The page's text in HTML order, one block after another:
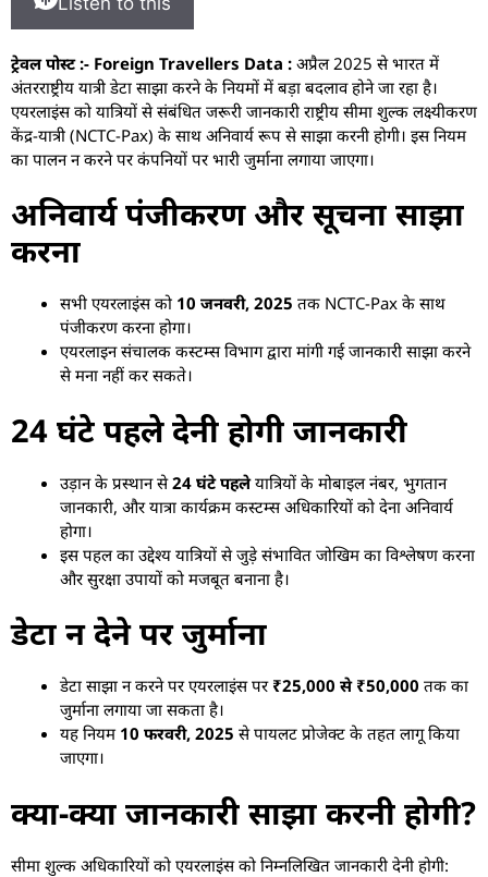
ट्रेवल पोस्ट :- Foreign Travellers Data : अप्रैल 2025 से भारत में
अंतरराष्ट्रीय यात्री डेटा साझा करने के नियमों में बड़ा बदलाव होने जा रहा है।
एयरलाइंस को यात्रियों से संबंधित जरूरी जानकारी राष्ट्रीय सीमा शुल्क लक्ष्यीकरण
केंद्र-यात्री (NCTC-Pax) के साथ अनिवार्य रूप से साझा करनी होगी। इस नियम
का पालन न करने पर कंपनियों पर भारी जुर्माना लगाया जाएगा।
अनिवार्य पंजीकरण और सूचना साझा
करना
सभी एयरलाइंस को 10 जनवरी, 2025 तक NCTC-Pax के साथ
पंजीकरण करना होगा।
एयरलाइन संचालक कस्टम्स विभाग द्वारा मांगी गई जानकारी साझा करने
से मना नहीं कर सकते।
24 घंटे पहले देनी होगी जानकारी
उड़ान के प्रस्थान से24 घंटे पहलेयात्रियों के मोबाइल नंबर, भुगतान
जानकारी, और यात्रा कार्यक्रम कस्टम्स अधिकारियों को देना अनिवार्य
होगा।
इस पहल का उद्देश्य यात्रियों से जुड़े संभावित जोखिम का विश्लेषण करना
और सुरक्षा उपायों को मजबूत बनाना है।
डेटा न देने पर जुर्माना
डेटा साझा न करने पर एयरलाइंस पर ₹25,000 से ₹50,000 तक का
जुर्माना लगाया जा सकता है।
यह नियम 10 फरवरी, 2025 से पायलट प्रोजेक्ट के तहत लागू किया
जाएगा।
क्या-क्या जानकारी साझा करनी होगी?
सीमा शुल्क अधिकारियों को एयरलाइंस को निम्नलिखित जानकारी देनी होगी: